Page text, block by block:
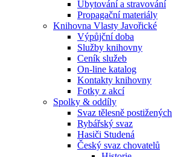
Ubytování a stravování
Propagační materiály
Knihovna Vlasty Javořické
Výpůjční doba
Služby knihovny
Ceník služeb
On-line katalog
Kontakty knihovny
Fotky z akcí
Spolky & oddíly
Svaz tělesně postižených
Rybářský svaz
Hasiči Studená
Český svaz chovatelů